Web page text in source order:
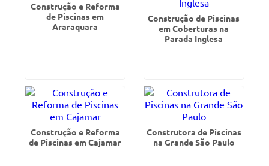
Construção e Reforma
de Piscinas em
Araraquara
Construção de Piscinas
em Coberturas na
Parada Inglesa
Construção e Reforma
de Piscinas em Cajamar
Construtora de Piscinas
na Grande São Paulo